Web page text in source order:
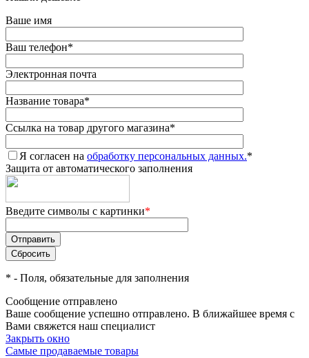
Ваше имя
Ваш телефон*
Электронная почта
Название товара*
Ссылка на товар другого магазина*
Я согласен на обработку персональных данных.*
Защита от автоматического заполнения
Введите символы с картинки*
* - Поля, обязательные для заполнения
Сообщение отправлено
Ваше сообщение успешно отправлено. В ближайшее время с
Вами свяжется наш специалист
Закрыть окно
Самые продаваемые товары